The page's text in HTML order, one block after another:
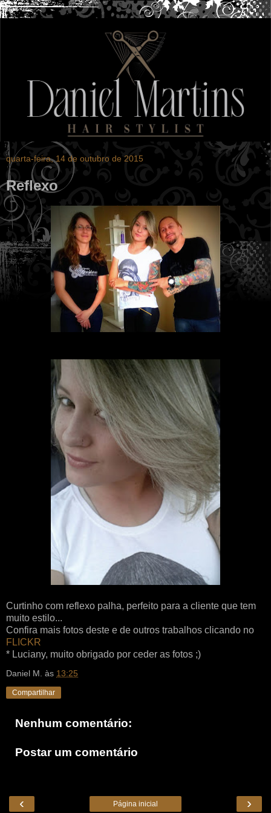
quarta-feira, 14 de outubro de 2015
Reflexo
Curtinho com reflexo palha, perfeito para a cliente que tem
muito estilo...
Confira mais fotos deste e de outros trabalhos clicando no
FLICKR
* Luciany, muito obrigado por ceder as fotos ;)
Daniel M. às 13:25
Compartilhar
Nenhum comentário:
Postar um comentário
‹ ›
Página inicial